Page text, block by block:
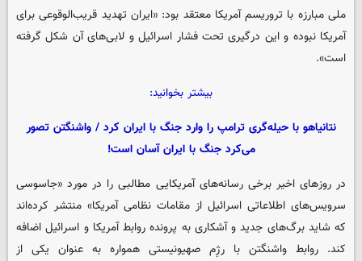
ملی مبارزه با تروریسم آمریکا معتقد بود: «ایران تهدید قریب‌الوقوعی برای
آمریکا نبوده و این درگیری تحت فشار اسرائیل و لابی‌های آن شکل گرفته
است».
بیشتر بخوانید:
نتانیاهو با حیله‌گری ترامپ را وارد جنگ با ایران کرد / واشنگتن تصور
می‌کرد جنگ با ایران آسان است!
در روزهای اخیر برخی رسانه‌های آمریکایی مطالبی را در مورد «جاسوسی
سرویس‌های اطلاعاتی اسرائیل از مقامات نظامی آمریکا» منتشر کرده‌اند
که شاید برگ‌های جدید و آشکاری به پرونده روابط آمریکا و اسرائیل اضافه
کند. روابط واشنگتن با رژِم صهیونیستی همواره به عنوان یکی از